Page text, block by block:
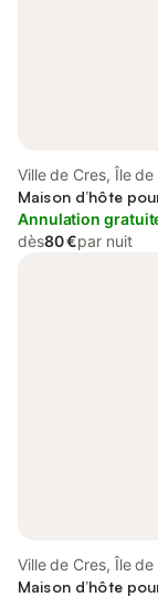
Ville de Cres, Île de
Maison d’hôte
Annulation
dès80 €par nuit
Ville de Cres, Île de
Maison d’hôte